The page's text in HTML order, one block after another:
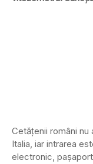
Cetăţenii români nu
Italia, iar intrarea
electronic,